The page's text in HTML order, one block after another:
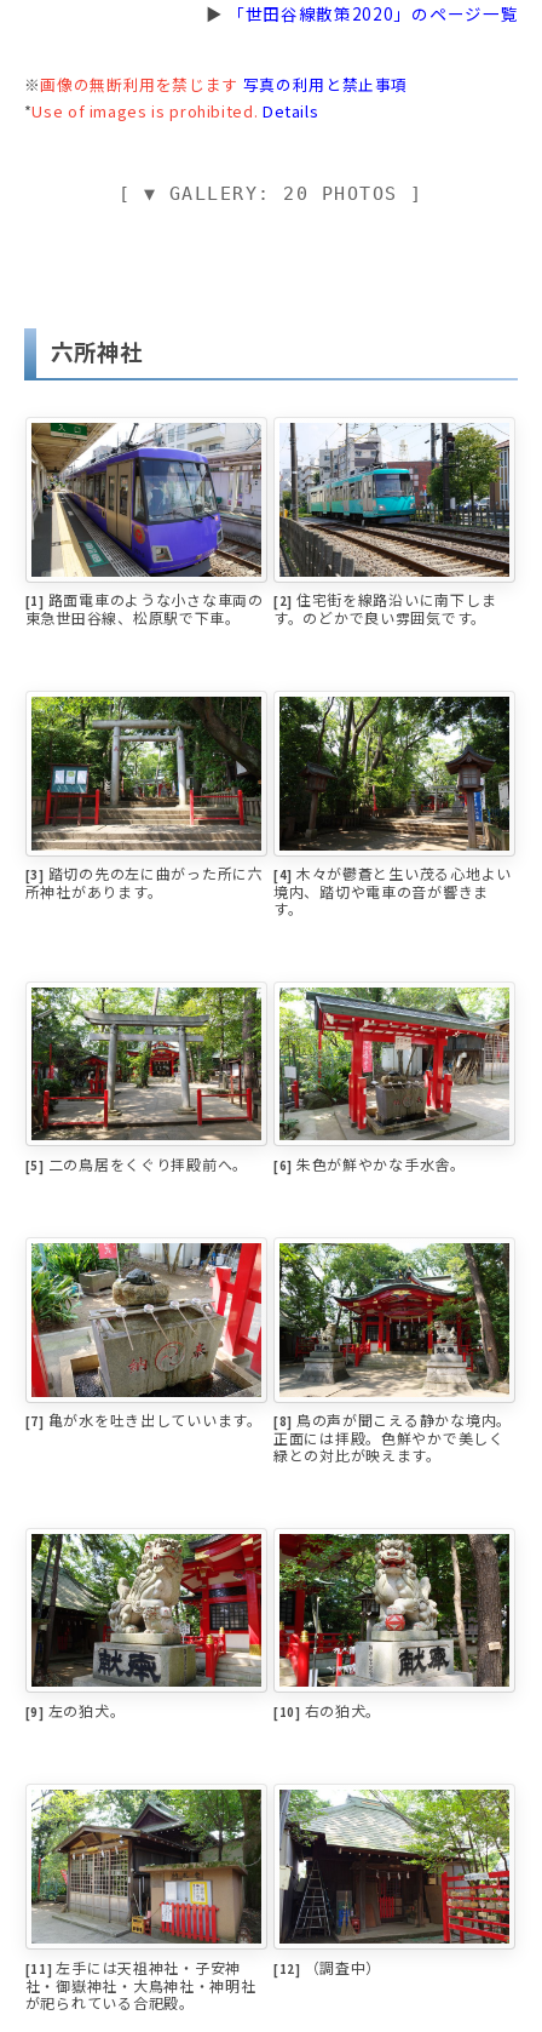
▶ 「世田谷線散策2020」のページ一覧
※画像の無断利用を禁じます 写真の利用と禁止事項
*Use of images is prohibited. Details
[ ▼ GALLERY: 20 PHOTOS ]
六所神社
[1] 路面電車のような小さな車両の
東急世田谷線、松原駅で下車。
[2] 住宅街を線路沿いに南下しま
す。のどかで良い雰囲気です。
[3] 踏切の先の左に曲がった所に六
所神社があります。
[4] 木々が鬱蒼と生い茂る心地よい
境内、踏切や電車の音が響きま
す。
[5] 二の鳥居をくぐり拝殿前へ。 [6] 朱色が鮮やかな手水舎。
[7] 亀が水を吐き出していいます。 [8] 鳥の声が聞こえる静かな境内。
正面には拝殿。色鮮やかで美しく
緑との対比が映えます。
[9] 左の狛犬。 [10] 右の狛犬。
[11]左手には天祖神社・子安神
社・御嶽神社・大鳥神社・神明社
が祀られている合祀殿。
[12] （調査中）